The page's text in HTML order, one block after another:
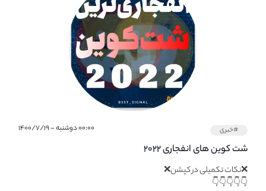
#خبری ۰۰:۰۰ دوشنبه - ۱۴۰۰/۷/۱۹
شت کوین های انفجاری ۲۰۲۲
❌نکات تکمیلی در کپشن❌
👇👇👇👇👇